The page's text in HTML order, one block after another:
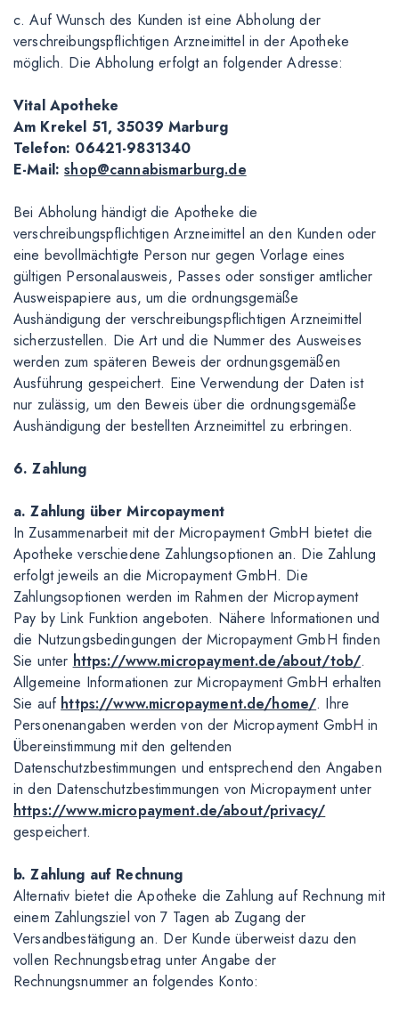
c. Auf Wunsch des Kunden ist eine Abholung der
verschreibungspflichtigen Arzneimittel in der Apotheke
möglich. Die Abholung erfolgt an folgender Adresse:
Vital Apotheke
Am Krekel 51, 35039 Marburg
Telefon: 06421-9831340
E-Mail:shop@cannabismarburg.de
Bei Abholung händigt die Apotheke die
verschreibungspflichtigen Arzneimittel an den Kunden oder
eine bevollmächtigte Person nur gegen Vorlage eines
gültigen Personalausweis, Passes oder sonstiger amtlicher
Ausweispapiere aus, um die ordnungsgemäße
Aushändigung der verschreibungspflichtigen Arzneimittel
sicherzustellen. Die Art und die Nummer des Ausweises
werden zum späteren Beweis der ordnungsgemäßen
Ausführung gespeichert. Eine Verwendung der Daten ist
nur zulässig, um den Beweis über die ordnungsgemäße
Aushändigung der bestellten Arzneimittel zu erbringen.
6. Zahlung
a. Zahlung über Mircopayment
In Zusammenarbeit mit der Micropayment GmbH bietet die
Apotheke verschiedene Zahlungsoptionen an. Die Zahlung
erfolgt jeweils an die Micropayment GmbH. Die
Zahlungsoptionen werden im Rahmen der Micropayment
Pay by Link Funktion angeboten. Nähere Informationen und
die Nutzungsbedingungen der Micropayment GmbH finden
Sie unter https://www.micropayment.de/about/tob/.
Allgemeine Informationen zur Micropayment GmbH erhalten
Sie auf https://www.micropayment.de/home/. Ihre
Personenangaben werden von der Micropayment GmbH in
Übereinstimmung mit den geltenden
Datenschutzbestimmungen und entsprechend den Angaben
in den Datenschutzbestimmungen von Micropayment unter
https://www.micropayment.de/about/privacy/
gespeichert.
b. Zahlung auf Rechnung
Alternativ bietet die Apotheke die Zahlung auf Rechnung mit
einem Zahlungsziel von 7 Tagen ab Zugang der
Versandbestätigung an. Der Kunde überweist dazu den
vollen Rechnungsbetrag unter Angabe der
Rechnungsnummer an folgendes Konto: